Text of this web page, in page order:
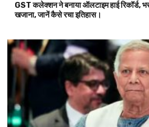
GST कलेक्शन ने बनाया ऑलटाइम हाई रिकॉर्ड,
खजाना, जानें कैसे रचा इतिहास।